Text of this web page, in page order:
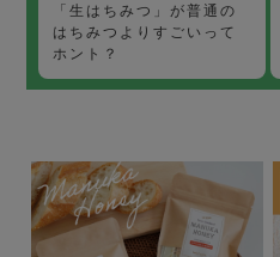
「生はちみつ」が普通の
はちみつよりすごいって
ホント？